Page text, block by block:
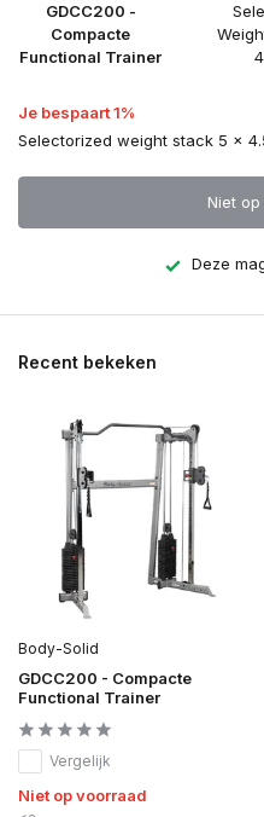
GDCC200 -
Compacte
Functional Trainer
Je bespaart 1%
Selectorized weight stack 5 x
Niet
Deze
Recent bekeken
Body-Solid
GDCC200 - Compacte
Functional Trainer
Vergelijk
Niet op voorraad